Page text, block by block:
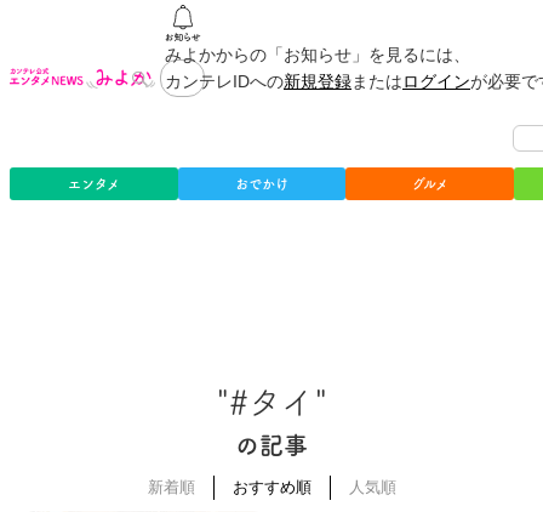
みよかからの「お知らせ」を見るには、
カンテレIDへの新規登録またはログインが必要
エンタメ おでかけ グルメ
"#タイ"
の記事
新着順 おすすめ順 人気順